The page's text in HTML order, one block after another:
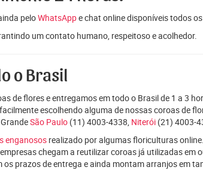
peloWhatsAppe chat online disponíveis todos
um contato humano, respeitoso e acolhedor.
o Brasil
de flores e entregamos em todo o Brasil de 1 a 3
escolhendo alguma de nossas coroas de
São Paulo (11) 4003-4338, Niterói (21) 4003-
enganosos realizado por algumas floriculturas
chegam a reutilizar coroas já utilizadas
prazos de entrega e ainda montam arranjos em